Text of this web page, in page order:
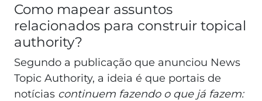
Como mapear assuntos
relacionados para construir topical
authority?
Segundo a publicação que anunciou News
Topic Authority, a ideia é que portais de
notícias continuem fazendo o que já fazem: